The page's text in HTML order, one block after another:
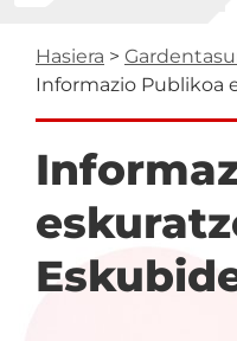
Hasiera
Informazio Publikoa